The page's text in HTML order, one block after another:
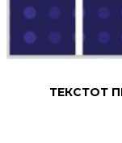
ТЕКСТОТ